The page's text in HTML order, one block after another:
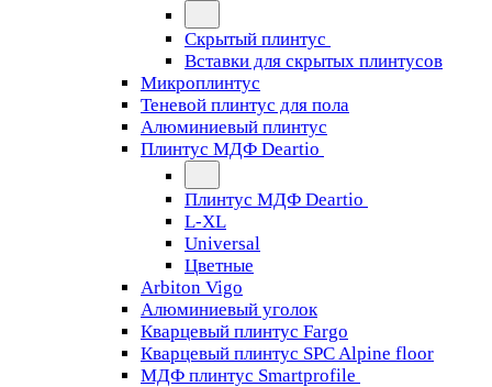
Скрытый плинтус
Вставки для скрытых плинтусов
Микроплинтус
Теневой плинтус для пола
Алюминиевый плинтус
Плинтус МДФ Deartio
Плинтус МДФ Deartio
L-XL
Universal
Цветные
Arbiton Vigo
Алюминиевый уголок
Кварцевый плинтус Fargo
Кварцевый плинтус SPC Alpine floor
МДФ плинтус Smartprofile